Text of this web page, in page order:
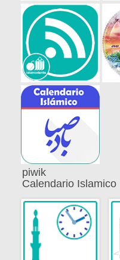
piwik
Calendario Islamico